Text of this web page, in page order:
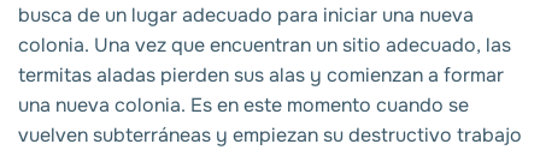
busca de un lugar adecuado para iniciar una nueva
colonia. Una vez que encuentran un sitio adecuado, las
termitas aladas pierden sus alas y comienzan a formar
una nueva colonia. Es en este momento cuando se
vuelven subterráneas y empiezan su destructivo trabajo